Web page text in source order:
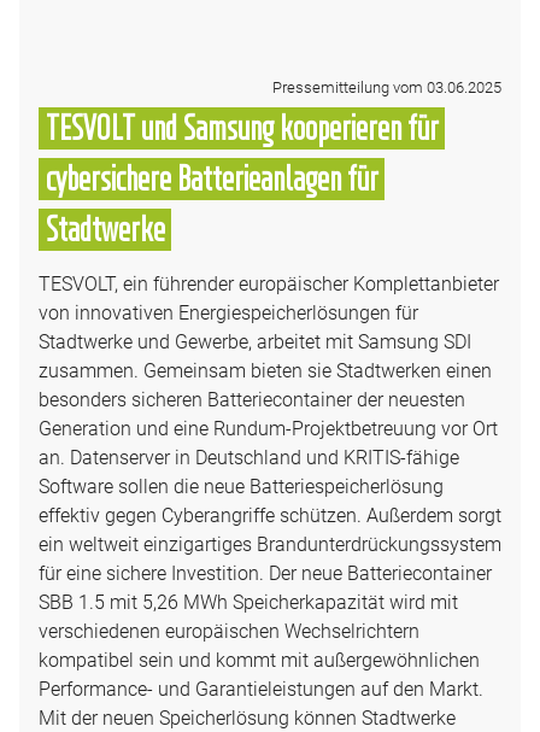
Pressemitteilung vom 03.06.2025
TESVOLT und Samsung kooperieren für
cybersichere Batterieanlagen für
Stadtwerke
TESVOLT, ein führender europäischer Komplettanbieter
von innovativen Energiespeicherlösungen für
Stadtwerke und Gewerbe, arbeitet mit Samsung SDI
zusammen. Gemeinsam bieten sie Stadtwerken einen
besonders sicheren Batteriecontainer der neuesten
Generation und eine Rundum-Projektbetreuung vor Ort
an. Datenserver in Deutschland und KRITIS-fähige
Software sollen die neue Batteriespeicherlösung
effektiv gegen Cyberangriffe schützen. Außerdem sorgt
ein weltweit einzigartiges Brandunterdrückungssystem
für eine sichere Investition. Der neue Batteriecontainer
SBB 1.5 mit 5,26 MWh Speicherkapazität wird mit
verschiedenen europäischen Wechselrichtern
kompatibel sein und kommt mit außergewöhnlichen
Performance- und Garantieleistungen auf den Markt.
Mit der neuen Speicherlösung können Stadtwerke